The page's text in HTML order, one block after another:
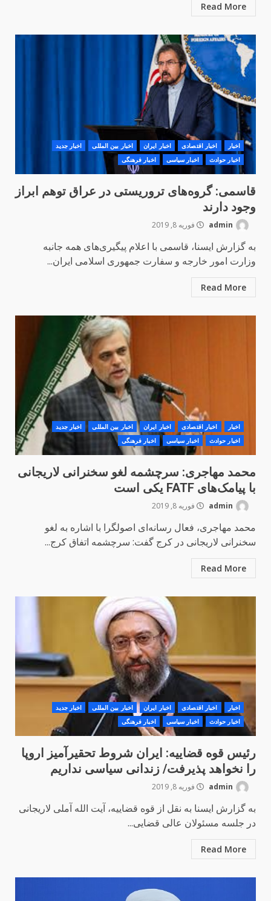
Read More
اخبار اخبار اقتصادی اخبار ایران اخبار بین المللی
اخبار جدید
اخبار حوادث
اخبار سیاسی اخبار فرهنگی
قاسمی: گروه‌های تروریستی در عراق توهم ابراز
وجود دارند
فوریه 8, 2019
به گزارش ایسنا، قاسمی با اعلام پیگیری‌های همه جانبه
وزارت امور خارجه و سفارت جمهوری اسلامی ایران...
Read More
اخبار اخبار اقتصادی اخبار ایران اخبار بین المللی
اخبار جدید
اخبار حوادث
اخبار سیاسی اخبار فرهنگی
محمد مهاجری: سرچشمه لغو سخنرانی لاریجانی
با پیامک‌های ‌FATF یکی است
فوریه 8, 2019
محمد مهاجری، فعال رسانه‌ای اصولگرا با اشاره به لغو
سخنرانی لاریجانی در کرج گفت: سرچشمه اتفاق کرج...
Read More
اخبار اخبار اقتصادی اخبار ایران اخبار بین المللی
اخبار جدید
اخبار حوادث
اخبار سیاسی اخبار فرهنگی
رئیس قوه قضاییه: ایران شروط تحقیرآمیز اروپا
را نخواهد پذیرفت/ ‏زندانی سیاسی نداریم
فوریه 8, 2019
به گزارش ایسنا به نقل از قوه قضاییه، آیت الله آملی لاریجانی
در جلسه مسئولان عالی قضایی...
Read More